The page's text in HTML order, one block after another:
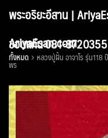
พระอริยะอีสาน |
ขอนแก่น 081-8720355
AriyaEsan.com
ทั้งหมด หลวงปู่ฝั้น อาจาโร รุ่น
พร